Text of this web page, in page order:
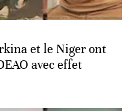
et le Niger ont
avec effet